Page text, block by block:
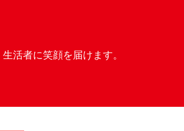
活者に笑顔を届けます。